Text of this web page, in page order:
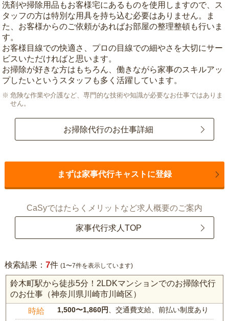
洗剤や掃除用品もお客様宅にあるものを使用しますので、ス
タッフの方は特別な用具を持ち込む必要はありません。ま
た、お客様からのご依頼があればお部屋の整理整頓も行いま
す。
お客様目線での快適さ、プロの目線での細やさを大切にサー
ビスいただければと思います。
お掃除が好きな方はもちろん、働きながら家事のスキルアッ
プしたいというスタッフも多く活躍しています。
危険な作業や介護など、専門的な技術や知識が必要なお仕事ではありま
せん。
お掃除代行のお仕事詳細
まずは家事代行キャストに登録
CaSyではたらくメリットなど求人概要のご案内
家事代行求人TOP
検索結果： 7件 (1〜7件を表示しています)
鈴木町駅から徒歩5分！2LDKマンションでのお掃除代行
のお仕事（神奈川県川崎市川崎区）
時給 1,500〜1,860円、交通費支給、前払い制度あり